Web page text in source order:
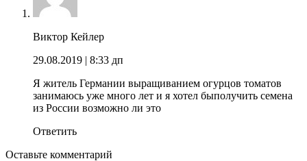
Виктор Кейлер
29.08.2019 | 8:33 дп
Я житель Германии выращиванием огурцов томатов
занимаюсь уже много лет и я хотел быполучить семена
из России возможно ли это
Ответить
Оставьте комментарий